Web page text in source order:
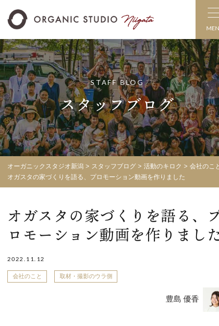
STAFF BLOG
スタッフブログ
オーガニックスタジオ新潟 > スタッフブログ > 活動のキロク > 会社のこ
オガスタの家づくりを語る、プロモーション動画を作りました
オガスタの家づくりを語る、
ロモーション動画を作りまし
2022.11.12
会社のこと 取材・撮影のウラ側
豊島 優香